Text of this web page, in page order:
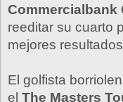
Commercialbank
reeditar su cuarto
mejores
El golfista
el The Masters